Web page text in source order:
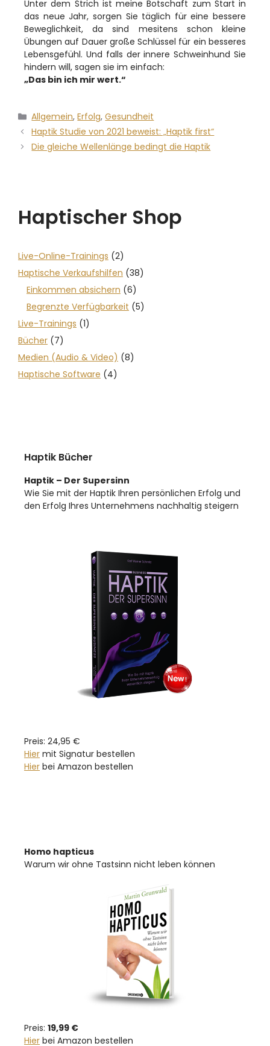
Unter dem Strich ist meine Botschaft zum Start in
das neue Jahr, sorgen Sie täglich für eine bessere
Beweglichkeit, da sind mesitens schon kleine
Übungen auf Dauer große Schlüssel für ein besseres
Lebensgefühl. Und falls der innere Schweinhund Sie
hindern will, sagen sie im einfach:
„Das bin ich mir wert.“
Allgemein,Erfolg,Gesundheit
Haptik Studie von 2021 beweist: „Haptik first“
Die gleiche Wellenlänge bedingt die Haptik
Haptischer Shop
Live-Online-Trainings (2)
Haptische Verkaufshilfen (38)
Einkommen absichern (6)
Begrenzte Verfügbarkeit (5)
Live-Trainings (1)
Bücher (7)
Medien (Audio & Video) (8)
Haptische Software (4)
Haptik Bücher
Haptik – Der Supersinn
Wie Sie mit der Haptik Ihren persönlichen Erfolg und
den Erfolg Ihres Unternehmens nachhaltig steigern
Preis: 24,95 €
Hier mit Signatur bestellen
Hier bei Amazon bestellen
Homo hapticus
Warum wir ohne Tastsinn nicht leben können
Preis: 19,99 €
Hier bei Amazon bestellen